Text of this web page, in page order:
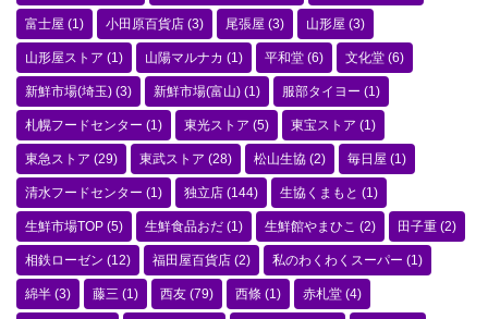
富士屋 (1) 小田原百貨店 (3) 尾張屋 (3) 山形屋 (3)
山形屋ストア (1) 山陽マルナカ (1) 平和堂 (6) 文化堂 (6)
新鮮市場(埼玉) (3) 新鮮市場(富山) (1) 服部タイヨー (1)
札幌フードセンター (1) 東光ストア (5) 東宝ストア (1)
東急ストア (29) 東武ストア (28) 松山生協 (2) 毎日屋 (1)
清水フードセンター (1) 独立店 (144) 生協くまもと (1)
生鮮市場TOP (5) 生鮮食品おだ (1) 生鮮館やまひこ (2) 田子重 (2)
相鉄ローゼン (12) 福田屋百貨店 (2) 私のわくわくスーパー (1)
綿半 (3) 藤三 (1) 西友 (79) 西條 (1) 赤札堂 (4)